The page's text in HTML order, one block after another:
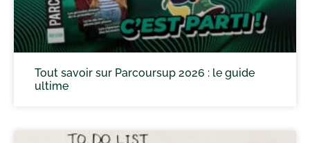
Tout savoir sur Parcoursup 2026 : le guide
ultime